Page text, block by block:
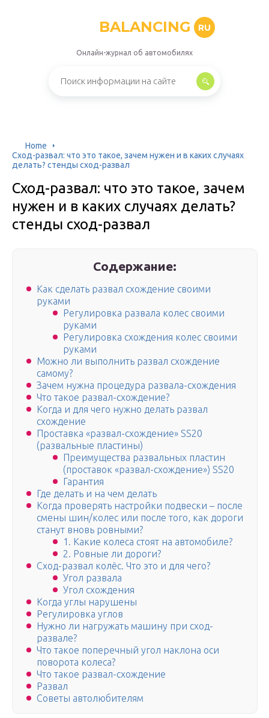
BALANCING RU
Онлайн-журнал об автомобилях
Home
Сход-развал: что это такое, зачем нужен и в каких случаях
делать? стенды сход-развал
Сход-развал: что это такое, зачем
нужен и в каких случаях делать?
стенды сход-развал
Содержание:
Как сделать развал схождение своими
руками
Регулировка развала колес своими
руками
Регулировка схождения колес своими
руками
Можно ли выполнить развал схождение
самому?
Зачем нужна процедура развала-схождения
Что такое развал-схождение?
Когда и для чего нужно делать развал
схождение
Проставка «развал-схождение» SS20
(развальные пластины)
Преимущества развальных пластин
(проставок «развал-схождение») SS20
Гарантия
Где делать и на чем делать
Когда проверять настройки подвески – после
смены шин/колес или после того, как дороги
станут вновь ровными?
1. Какие колеса стоят на автомобиле?
2. Ровные ли дороги?
Сход-развал колёс. Что это и для чего?
Угол развала
Угол схождения
Когда углы нарушены
Регулировка углов
Нужно ли нагружать машину при сход-
развале?
Что такое поперечный угол наклона оси
поворота колеса?
Что такое развал-схождение
Развал
Советы автолюбителям